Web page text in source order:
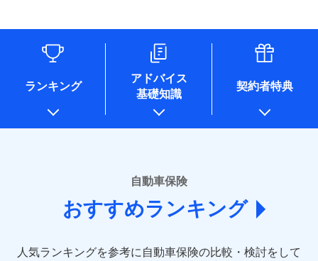
情報を取引のある他の保険会社の商品・サービスをご提案す
るために利用させていただくことがあります。）
各種セミナーの開催のため
コンサルティングサービスの実施のため
アンケートやキャンペーン等の実施のため
上記に係る案内・手続き・管理等付帯業務を行うため
* 当社が委託を受けている保険会社の情報は、保険会社のホ
ームページに掲載しておりますので、ご確認ください。
あいおいニッセイ同和損害保険株式会社
(https://www.aioinissaydowa.co.jp/)
アクサ損害保険株式会社 (https://www.axa-
direct.co.jp/)
sompo.co.jp/)
ランキング
アドバイス
基礎知識
契約者特典
自動車保険
おすすめランキング
人気ランキングを参考に自動車保険の比較・検討をして